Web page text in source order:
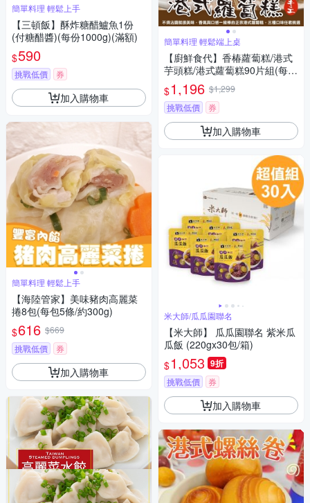
簡單料理 輕鬆上手
【三頓飯】酥炸糖醋鱸魚1份
(付糖醋醬)(每份1000g)(滿額)
$590
挑戰低價 券
加入購物車
簡單料理 輕鬆上手
【海陸管家】美味豬肉高麗菜
捲8包(每包5條/約300g)
$616 $669
挑戰低價
券
加入購物車
簡單料理 輕鬆端上桌
【廚鮮食代】香椿蘿蔔糕/港式
芋頭糕/港式蘿蔔糕90片組(每條
10片/1100g)
$1,196 $1,299
挑戰低價
券
加入購物車
米大師/瓜瓜園聯名
【米大師】 瓜瓜園聯名 紫米瓜
瓜飯 (220gx30包/箱)
$1,053 9折
挑戰低價 券
加入購物車